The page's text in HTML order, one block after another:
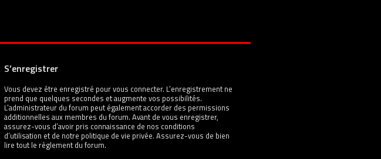
S’enregistrer
Vous devez être enregistré pour vous connecter. L’enregistrement ne
prend que quelques secondes et augmente vos possibilités.
L’administrateur du forum peut également accorder des permissions
additionnelles aux membres du forum. Avant de vous enregistrer,
assurez-vous d’avoir pris connaissance de nos conditions
d’utilisation et de notre politique de vie privée. Assurez-vous de bien
lire tout le règlement du forum.